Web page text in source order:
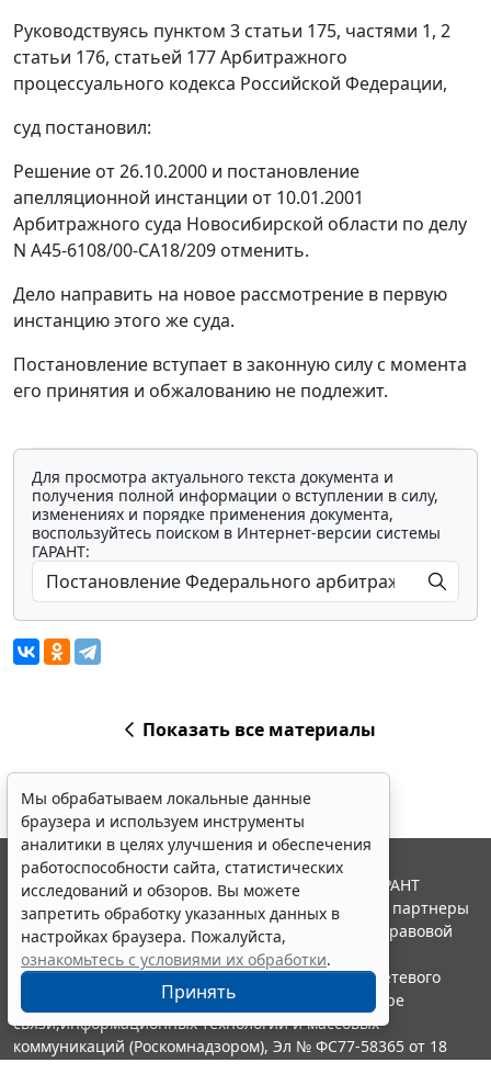
Руководствуясь пунктом 3 статьи 175, частями 1, 2
статьи 176, статьей 177Арбитражного
процессуального кодекса Российской Федерации,
суд постановил:
Решение от 26.10.2000 и постановление
апелляционной инстанции от 10.01.2001
Арбитражного суда Новосибирской области по делу
N А45-6108/00-СА18/209 отменить.
Дело направить на новое рассмотрение в первую
инстанцию этого же суда.
Постановление вступает в законную силу с момента
его принятия и обжалованию не подлежит.
Для просмотра актуального текста документа и
получения полной информации о вступлении в силу,
изменениях и порядке применения документа,
воспользуйтесь поиском в Интернет-версии системы
ГАРАНТ:
Показать все материалы
Мы обрабатываем локальные данные
браузера и используем инструменты
аналитики в целях улучшения и обеспечения
работоспособности сайта, статистических
исследований и обзоров. Вы можете
запретить обработку указанных данных в
настройках браузера. Пожалуйста,
ознакомьтесь с условиями их обработки.
Принять
© ООО "НПП "ГАРАНТ-СЕРВИС", 2026. Система ГАРАНТ
выпускается с 1990 года. Компания "Гарант" и ее партнеры
являются участниками Российской ассоциации правовой
информации ГАРАНТ.
Портал ГАРАНТ.РУ зарегистрирован в качестве сетевого
издания Федеральной службой по надзору в сфере
связи,информационных технологий и массовых
коммуникаций (Роскомнадзором), Эл № ФС77-58365 от 18